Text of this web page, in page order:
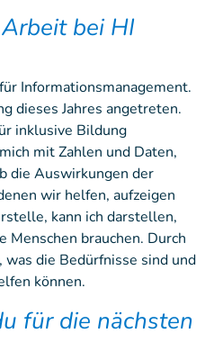
bei HI
Informationsmanagement.
dieses Jahres angetreten.
inklusive Bildung
mit Zahlen und Daten,
die Auswirkungen der
wir helfen, aufzeigen
kann ich darstellen,
Menschen brauchen. Durch
was die Bedürfnisse sind und
können.
für die nächsten